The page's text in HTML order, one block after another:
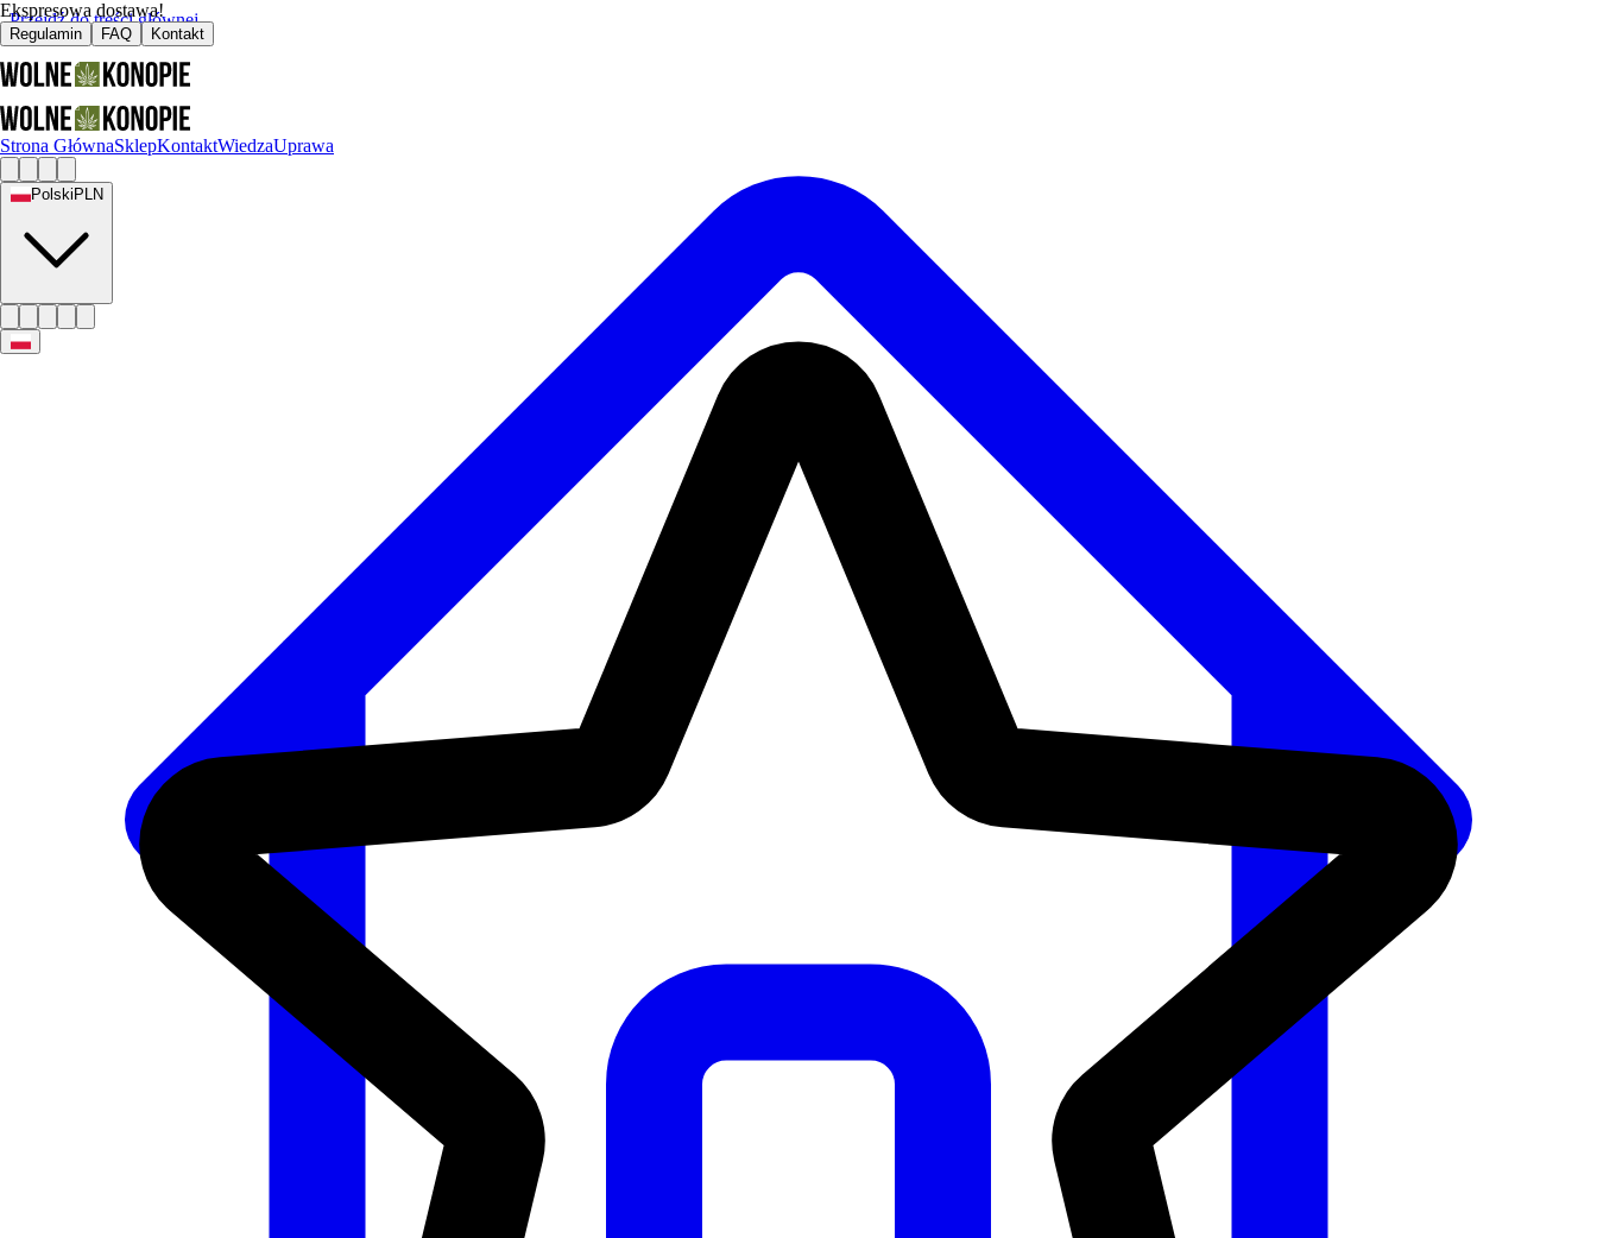
Przejdź do treści głównej
Ekspresowa dostawa!
Regulamin FAQ Kontakt
Strona GłównaSklepKontaktWiedzaUprawa
Polski PLN